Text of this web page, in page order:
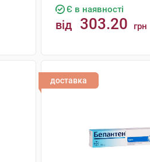
Є в наявності
від 303.20 грн
доставка